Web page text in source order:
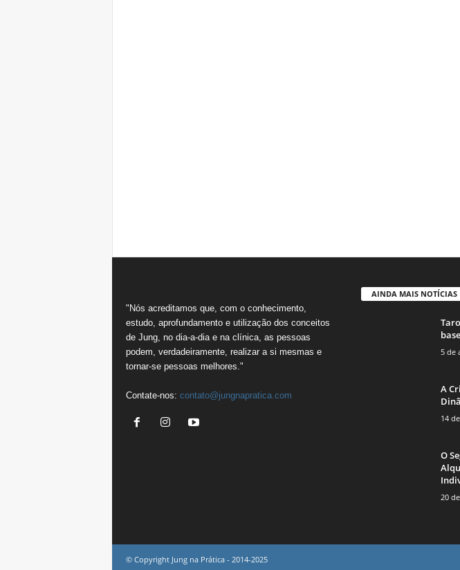
"Nós acreditamos que, com o conhecimento,
estudo, aprofundamento e utilização dos conceitos
de Jung, no dia-a-dia e na clínica, as pessoas
podem, verdadeiramente, realizar a si mesmas e
tornar-se pessoas melhores."
Contate-nos: contato@jungnapratica.com
AINDA MAIS NOTÍCIAS
5 de
A
14
O
20
© Copyright Jung na Prática - 2014-2025